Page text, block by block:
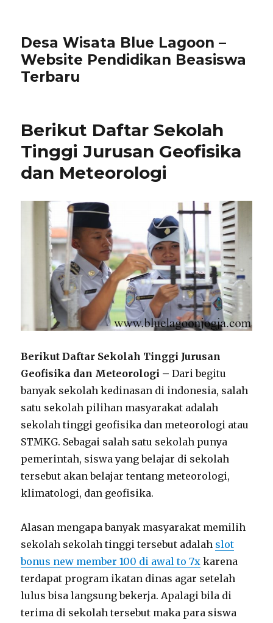
Desa Wisata Blue Lagoon –
Website Pendidikan Beasiswa
Terbaru
Berikut Daftar Sekolah
Tinggi Jurusan Geofisika
dan Meteorologi
Berikut Daftar Sekolah Tinggi Jurusan
Geofisika dan Meteorologi – Dari begitu
banyak sekolah kedinasan di indonesia, salah
satu sekolah pilihan masyarakat adalah
sekolah tinggi geofisika dan meteorologi atau
STMKG. Sebagai salah satu sekolah punya
pemerintah, siswa yang belajar di sekolah
tersebut akan belajar tentang meteorologi,
klimatologi, dan geofisika.
Alasan mengapa banyak masyarakat memilih
sekolah sekolah tinggi tersebut adalah slot
bonus new member 100 di awal to 7x karena
terdapat program ikatan dinas agar setelah
lulus bisa langsung bekerja. Apalagi bila di
terima di sekolah tersebut maka para siswa